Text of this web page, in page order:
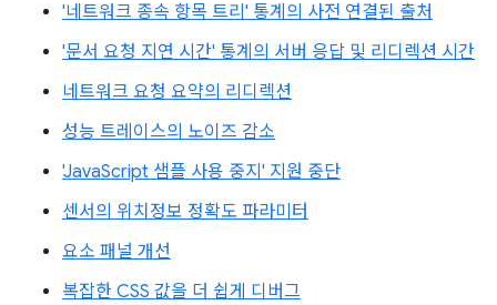
'네트워크 종속 항목 트리' 통계의 사전 연결된 출처
'문서 요청 지연 시간' 통계의 서버 응답 및 리디렉션 시간
네트워크 요청 요약의 리디렉션
성능 트레이스의 노이즈 감소
'JavaScript 샘플 사용 중지' 지원 중단
센서의 위치정보 정확도 파라미터
요소 패널 개선
복잡한 CSS 값을 더 쉽게 디버그